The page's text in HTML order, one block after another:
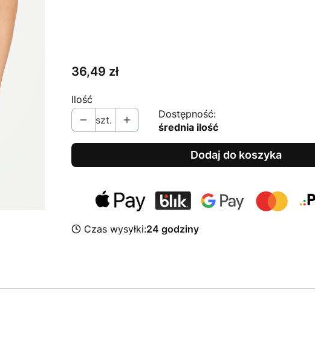
Cena
36,49 zł
Ilość
szt.
Dostępność:
średnia ilość
Dodaj do koszyka
Czas wysyłki:24 godziny